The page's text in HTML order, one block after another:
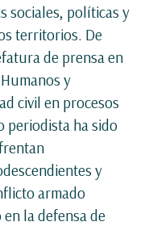
sociales, políticas y
territorios. De
de prensa en
y
civil en procesos
periodista ha sido
y
armado
la defensa de